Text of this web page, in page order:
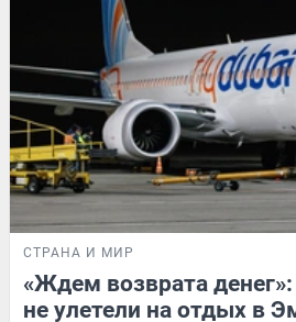
СТРАНА И МИР
«Ждем возврата
не улетели на отдых в